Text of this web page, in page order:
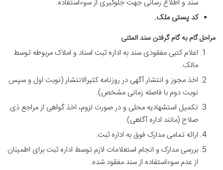
سند و اطلاع رسانی جهت جلوگیری از سوءاستفاده.
کد پستی ملک.
مراحل گام به گام گرفتن سند المثنی
اعلام کتبی مفقودی سند به اداره ثبت اسناد و املاک مربوطه توسط
مالک.
اخذ مجوز و انتشار آگهی در روزنامه کثیرالانتشار (نوبت اول و سپس
نوبت دوم با فاصله زمانی مشخص).
تکمیل استشهادیه محلی و در صورت لزوم، اخذ گواهی از مراجع ذی
صلاح (مانند اداره آگاهی).
ارائه تمامی مدارک فوق به اداره ثبت.
بررسی مدارک و انجام استعلامات لازم توسط اداره ثبت برای اطمینان
از عدم سوءاستفاده از سند مفقود شده.